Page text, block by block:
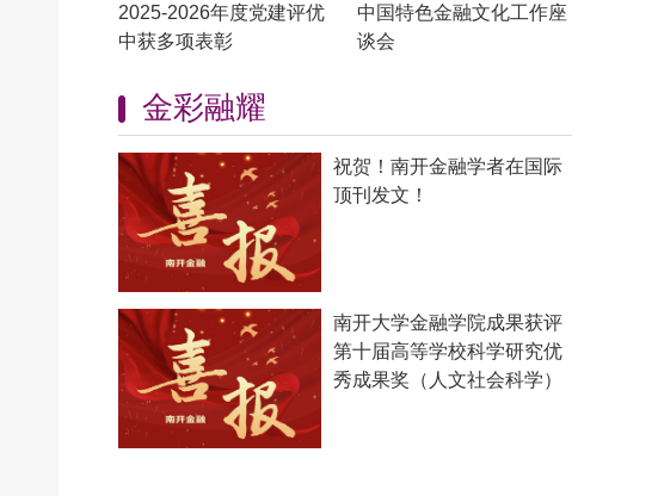
2025-2026年度党建评优
中获多项表彰
中国特色金融文化工作座
谈会
金彩融耀
祝贺！南开金融学者在国际
顶刊发文！
南开大学金融学院成果获评
第十届高等学校科学研究优
秀成果奖（人文社会科学）